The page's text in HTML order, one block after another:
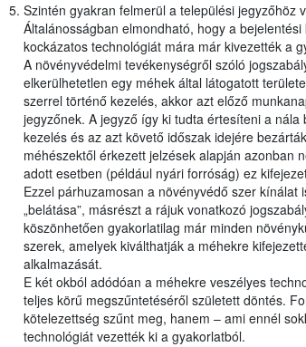
Szintén gyakran felmerül a települési jegyzőhöz
Általánosságban elmondható, hogy a
kockázatos technológiát mára már kivezették a
A növényvédelmi tevékenységről szóló
elkerülhetetlen egy méhek által látogatott
szerrel történő kezelés, akkor azt előző
jegyzőnek. A jegyző így ki tudta értesíteni a
kezelés és az azt követő időszak idejére
méhészektől érkezett jelzések alapján azonban
adott esetben (például nyári forróság) ez
Ezzel párhuzamosan a növényvédő szer
„belátása”, másrészt a rájuk vonatkozó
köszönhetően gyakorlatilag már minden
szerek, amelyek kiválthatják a méhekre
alkalmazását.
E két okból adódóan a méhekre veszélyes
teljes körű megszűntetéséről született döntés.
kötelezettség szűnt meg, hanem – ami ennél
technológiát vezették ki a gyakorlatból.